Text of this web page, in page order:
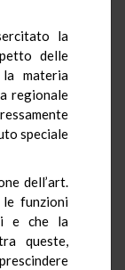
la
delle
materia
regionale
speciale
dell’art.
funzioni
e che la
queste,